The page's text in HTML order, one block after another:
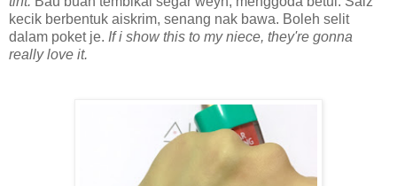
kecik berbentuk aiskrim, senang nak bawa. Boleh selit
dalam poket je. If i show this to my niece, they're gonna
really love it.